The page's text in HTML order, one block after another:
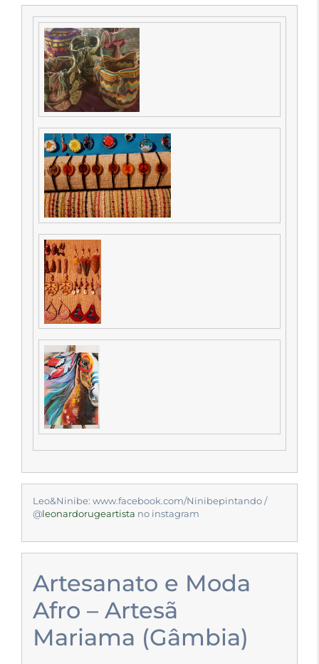
Leo&Ninibe: www.facebook.com/Ninibepintando /
@leonardorugeartista no instagram
Artesanato e Moda
Afro – Artesã
Mariama (Gâmbia)